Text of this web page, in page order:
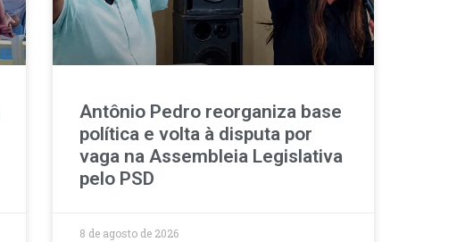
Antônio Pedro reorganiza base
política e volta à disputa por
vaga na Assembleia Legislativa
pelo PSD
8 de agosto de 2026